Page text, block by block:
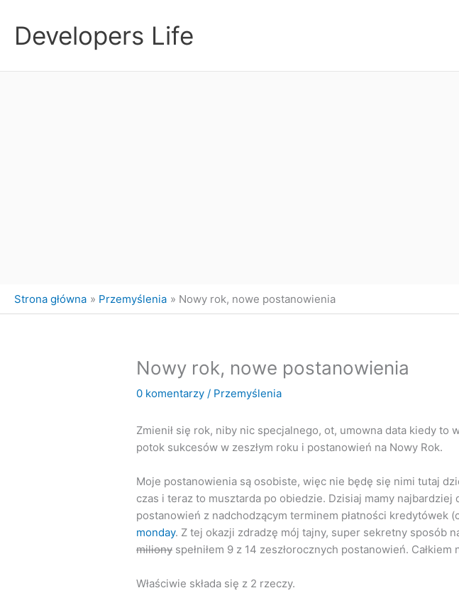
treściDevelopers Life
Strona główna Przemyślenia Nowy rok, nowe postanowienia
Nowy rok, nowe postanowienia
0 komentarzy / Przemyślenia
Zmienił się rok, niby nic specjalnego, ot, umowna data kiedy
potok sukcesów w zeszłym roku i postanowień na Nowy Rok.
Moje postanowienia są osobiste, więc nie będę się nimi tutaj
czas i teraz to musztarda po obiedzie. Dzisiaj mamy
postanowień z nadchodzącym terminem płatności kredytówek
monday. Z tej okazji zdradzę mój tajny, super sekretny sposób
miliony spełniłem 9 z 14 zeszłorocznych postanowień.
Właściwie składa się z 2 rzeczy.